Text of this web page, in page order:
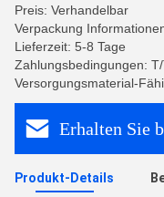
Preis: Verhandelbar
Verpackung
Lieferzeit: 5-8 Tage
Zahlungsbedingungen:
Versorgungsmaterial-
Erhalten Sie
Produkt-Details